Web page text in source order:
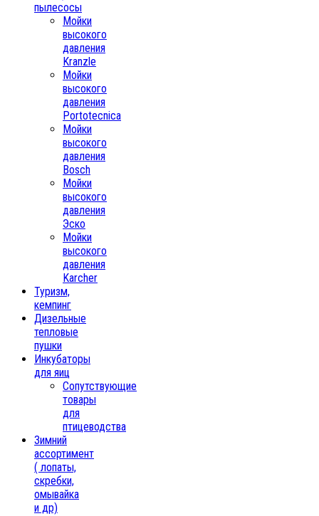
пылесосы
Мойки
высокого
давления
Kranzle
Мойки
высокого
давления
Portotecnica
Мойки
высокого
давления
Bosch
Мойки
высокого
давления
Эско
Мойки
высокого
давления
Karcher
Туризм,
кемпинг
Дизельные
тепловые
пушки
Инкубаторы
для яиц
Сопутствующие
товары
для
птицеводства
Зимний
ассортимент
( лопаты,
скребки,
омывайка
и др)